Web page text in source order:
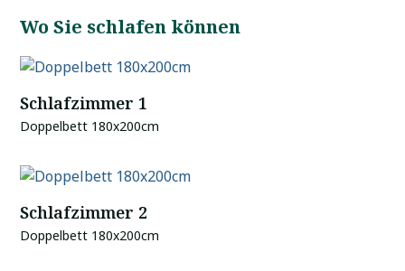
Wo Sie schlafen können
Schlafzimmer 1
Doppelbett 180x200cm
Schlafzimmer 2
Doppelbett 180x200cm